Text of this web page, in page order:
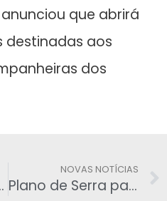
anunciou que abrirá
destinadas aos
dos
cai no ridículo
NOVAS NOTÍCIAS
Plano de Serra para a Petrobras: Privatizar